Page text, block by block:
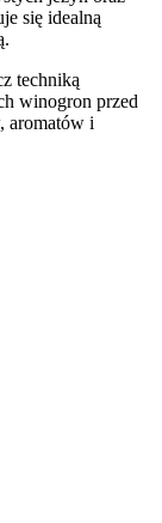
się idealną
techniką
winogron przed
aromatów i